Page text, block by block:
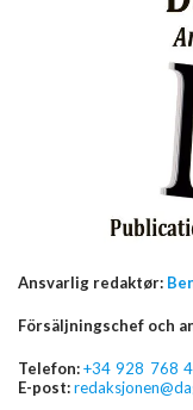
Ansvarlig redaktør:
Försäljningschef och
Telefon:+34 928 768
E-post: